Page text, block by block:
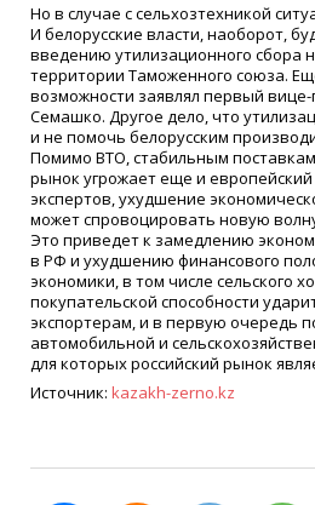
Но в случае с сельхозтехникой
И белорусские власти, наоборот,
введению утилизационного сбора
территории Таможенного союза.
возможности заявлял первый
Семашко. Другое дело, что
и не помочь белорусским
Помимо ВТО, стабильным
рынок угрожает еще и
экспертов, ухудшение
может спровоцировать новую
Это приведет к замедлению
в РФ и ухудшению финансового
экономики, в том числе сельского
покупательской способности
экспортерам, и в первую очередь
автомобильной и
для которых российский рынок
Источник: kazakh-zerno.kz